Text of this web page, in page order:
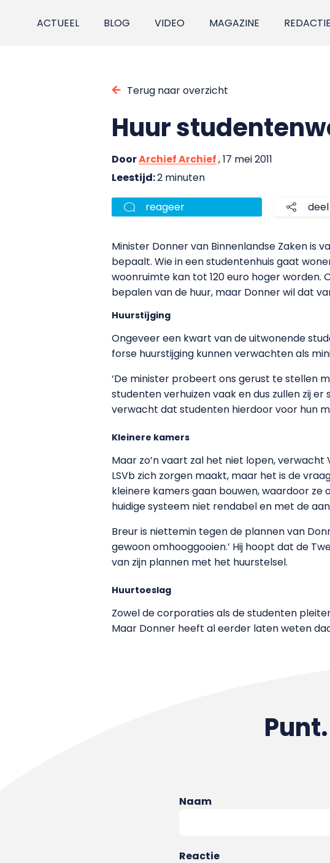
ACTUEEL BLOG VIDEO MAGAZINE REDACTIE
Terug naar overzicht
Huur
DoorArchief Archief, 17 mei 2011
Leestijd:2 minuten
reageer deel
Minister Donner van Binnenlandse Zaken
bepaalt. Wie in een studentenhuis gaat
woonruimte kan tot 120 euro hoger
bepalen van de huur, maar Donner wil dat
Huurstijging
Ongeveer een kwart van de uitwonende
forse huurstijging kunnen verwachten als
‘De minister probeert ons gerust te stellen
studenten verhuizen vaak en dus zullen zij
verwacht dat studenten hierdoor voor hun
Kleinere kamers
Maar zo’n vaart zal het niet lopen,
LSVb zich zorgen maakt, maar het is de
kleinere kamers gaan bouwen, waardoor
huidige systeem niet rendabel en met de
Breur is niettemin tegen de plannen van
gewoon omhooggooien.’ Hij hoopt dat de
van zijn plannen met het huurstelsel.
Huurtoeslag
Zowel de corporaties als de studenten
Maar Donner heeft al eerder laten weten
Naam
Reactie